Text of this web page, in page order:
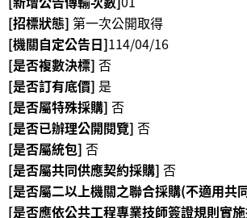
服
務
信
箱
網
站
導
覽
[招標狀態] 第一次公開取得
[機關自定公告日]114/04/16
[是否複數決標] 否
[是否訂有底價] 是
[是否屬特殊採購] 否
[是否已辦理公開閱覽] 否
[是否屬統包] 否
[是否屬共同供應契約採購] 否
[是否屬二以上機關之聯合採購(不適用共
[是否應依公共工程專業技師簽證規則實